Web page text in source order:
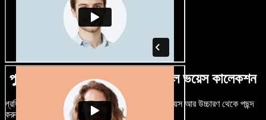
পুরুষ-নারী ভেদে নানান উচ্চারণে বিশাল ভয়েস কালেকশন
প্রতিটি প্রজেক্টকে আলাদা শোনাতে দিন। শত শত AI ভয়েস আর উচ্চারণ থেকে পছন্দ
করুন, নিজের মতো টিউন করুন।